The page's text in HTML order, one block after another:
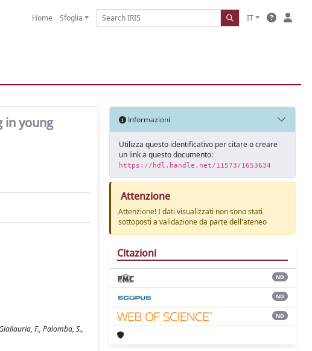
Home Sfoglia IT
in young
F., Palomba, S.,
Informazioni
Utilizza questo identificativo per citare o creare
un link a questo documento:
https://hdl.handle.net/11573/1653634
Attenzione
Attenzione! I dati visualizzati non sono stati
sottoposti a validazione da parte dell'ateneo
Citazioni
ND
ND
ND